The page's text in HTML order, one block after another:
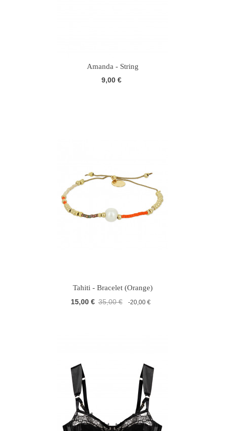
Amanda - String
9,00 €
Tahiti - Bracelet (Orange)
15,00 € 35,00 € -20,00 €